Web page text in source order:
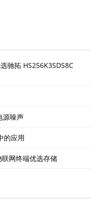
驰拓 HS256K3SDS8C
源噪声
的应用
联网终端优选存储